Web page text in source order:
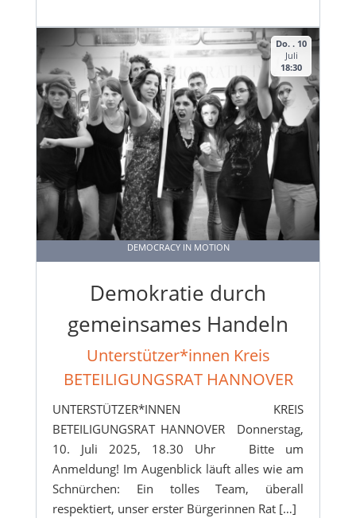
Do. . 10
Juli
18:30
DEMOCRACY IN MOTION
Demokratie durch
gemeinsames Handeln
Unterstützer*innen Kreis
BETEILIGUNGSRAT HANNOVER
UNTERSTÜTZER*INNEN KREIS
BETEILIGUNGSRAT HANNOVER Donnerstag,
10. Juli 2025, 18.30 Uhr Bitte um
Anmeldung! Im Augenblick läuft alles wie am
Schnürchen: Ein tolles Team, überall
respektiert, unser erster Bürgerinnen Rat […]